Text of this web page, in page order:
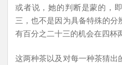
或者说，她的判断是蒙的，
三，也不是因为具备特殊的分
有百分之二十三的机会在四杯
这两种茶以及对每一种茶猜